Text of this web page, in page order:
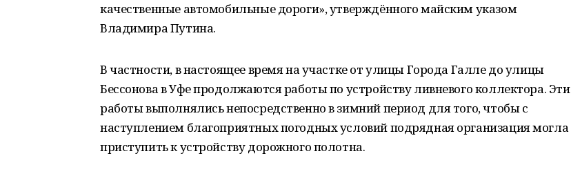
качественные автомобильные дороги», утверждённого майским указом
Владимира Путина.
В частности, в настоящее время на участке от улицы Города Галле до улицы
Бессонова в Уфе продолжаются работы по устройству ливневого коллектора. Эти
работы выполнялись непосредственно в зимний период для того, чтобы с
наступлением благоприятных погодных условий подрядная организация могла
приступить к устройству дорожного полотна.